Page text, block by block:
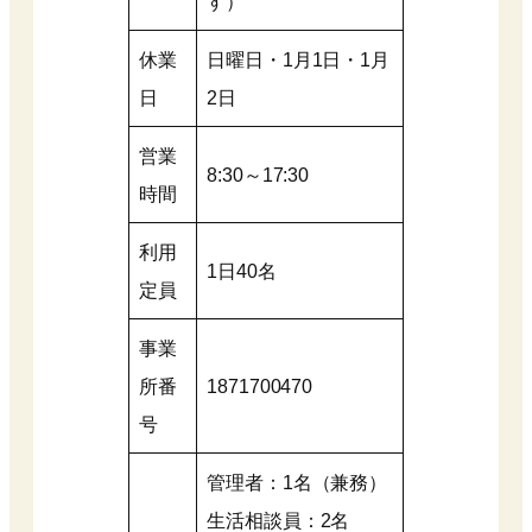
休業
日
日曜日・1月1日・1月
2日
営業
時間
8:30～17:30
利用
定員
1日40名
事業
所番
号
1871700470
管理者：1名（兼務）
生活相談員：2名